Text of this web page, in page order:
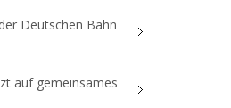
Deutschen Bahn
auf gemeinsames